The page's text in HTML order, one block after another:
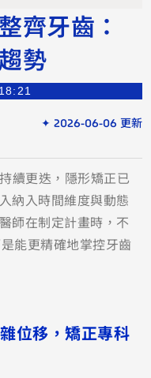
齊牙齒：
勢
18:21
✦ 2026-06-06 更新
續更迭，隱形矯正已
納入時間維度與動態
師在制定計畫時，不
能更精確地掌控牙齒
位移，矯正專科